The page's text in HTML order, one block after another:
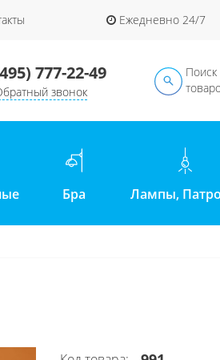
Ежедневно 24/7
777-22-49
звонок
Поиск
Бра Лампы,